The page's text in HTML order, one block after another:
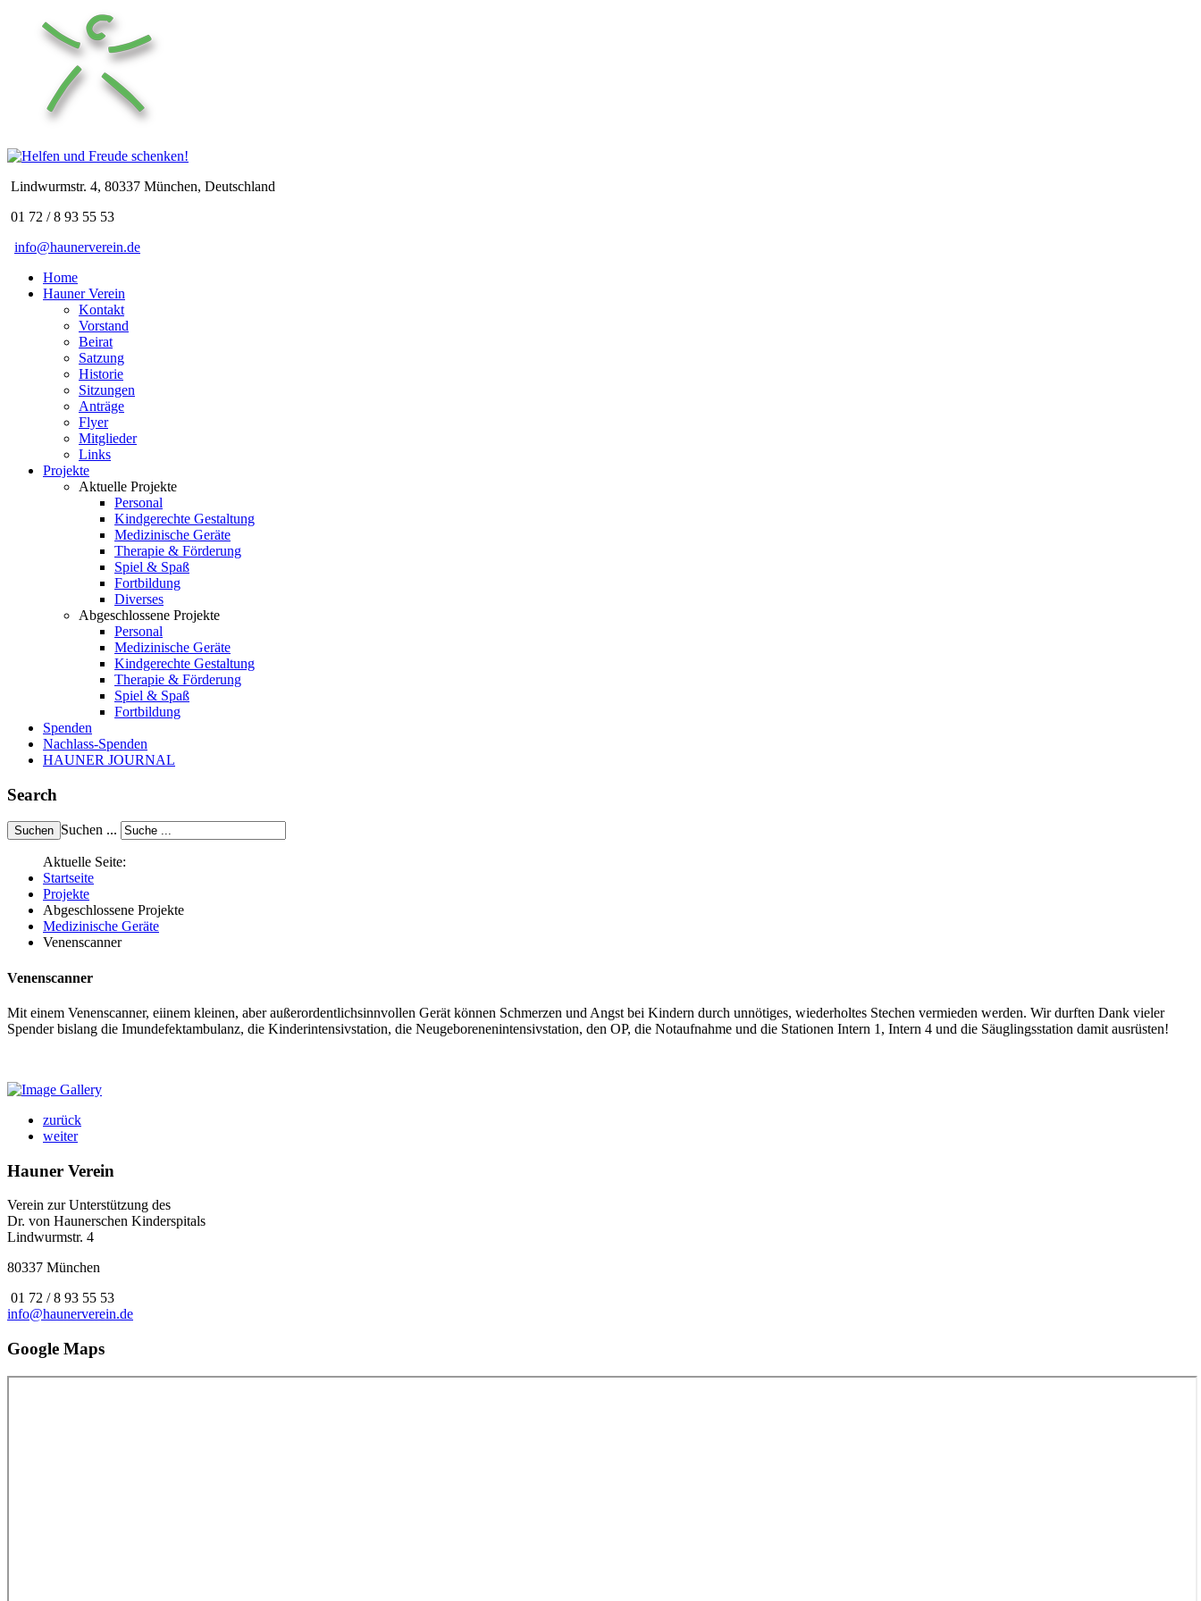
Lindwurmstr. 4, 80337 München, Deutschland
01 72 / 8 93 55 53
info@haunerverein.de
Home
Hauner Verein
Kontakt
Vorstand
Beirat
Satzung
Historie
Sitzungen
Anträge
Flyer
Mitglieder
Links
Projekte
Aktuelle Projekte
Personal
Kindgerechte Gestaltung
Medizinische Geräte
Therapie & Förderung
Spiel & Spaß
Fortbildung
Diverses
Abgeschlossene Projekte
Personal
Medizinische Geräte
Kindgerechte Gestaltung
Therapie & Förderung
Spiel & Spaß
Fortbildung
Spenden
Nachlass-Spenden
HAUNER JOURNAL
Search
Suchen ...
Aktuelle Seite:
Startseite
Projekte
Abgeschlossene Projekte
Medizinische Geräte
Venenscanner
Venenscanner
Mit einem Venenscanner, eiinem kleinen, aber außerordentlichsinnvollen Gerät können Schmerzen und Angst bei Kindern durch unnötiges, wiederholtes Stechen vermieden werden. Wir durften Dank vieler
Spender bislang die Imundefektambulanz, die Kinderintensivstation, die Neugeborenenintensivstation, den OP, die Notaufnahme und die Stationen Intern 1, Intern 4 und die Säuglingsstation damit ausrüsten!
zurück
weiter
Hauner Verein
Verein zur Unterstützung des
Dr. von Haunerschen Kinderspitals
Lindwurmstr. 4
80337 München
01 72 / 8 93 55 53
info@haunerverein.de
Google Maps